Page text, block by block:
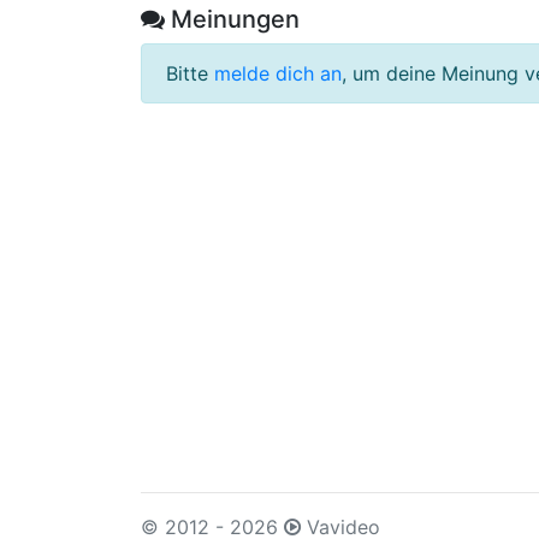
Meinungen
Bitte melde dich an, um deine Meinung
© 2012 - 2026 Vavideo